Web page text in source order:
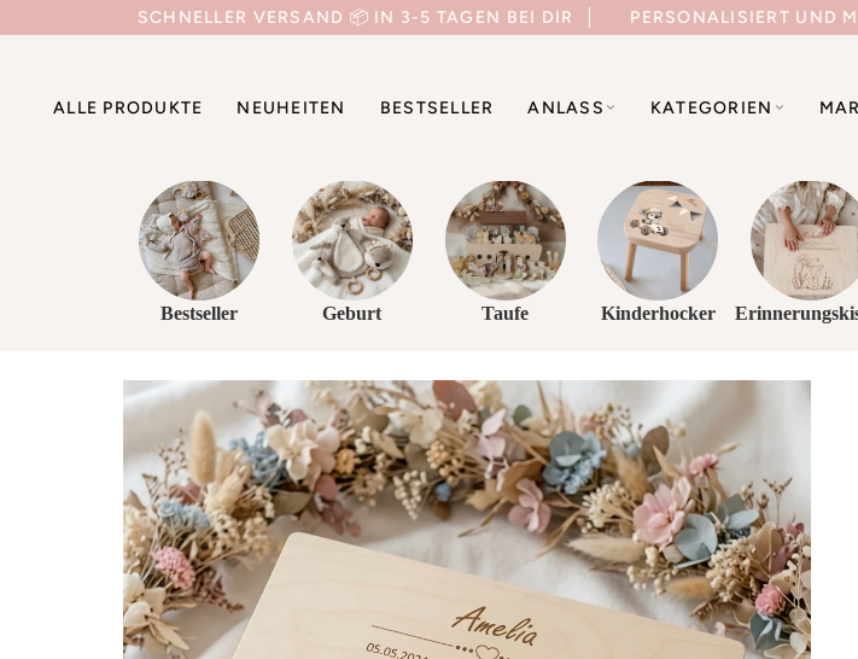
SCHNELLER VERSAND 📦 IN 3-5 TAGEN BEI DIR PERSONALISIERT UND
ALLE PRODUKTE NEUHEITEN BESTSELLER ANLASS KATEGORIEN
Bestseller Geburt Taufe Kinderhocker